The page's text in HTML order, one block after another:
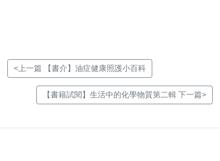
<上一篇 【書介】油症健康照護小百科
【書籍試閱】生活中的化學物質第二輯 下一篇>